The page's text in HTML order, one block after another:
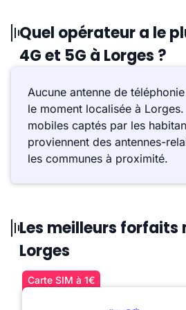
Quel opérateur a le
4G et 5G à Lorges ?
Aucune antenne de
le moment localisée à
mobiles captés par les
proviennent des antennes-
les communes à proximité.
Les meilleurs forfaits
Lorges
Carte SIM à 1€